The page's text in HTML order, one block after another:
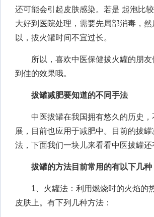
还可能会引起皮肤感染。若是 起泡比
大好到医院处理，需要先局部消毒，
以，拔火罐时间不宜过长。
所以，喜欢中医保健拔火罐的朋友
到佳的效果哦。
拔罐减肥要知道的不同手法
中医拔罐在我国拥有悠久的历史，
展，目前也应用于减肥中。目前的拔
法，下面我们一块儿来看看中医拔罐
拔罐的方法目前常用的有以下几种
1、火罐法：利用燃烧时的火焰的
皮肤上。有下列几种方法：